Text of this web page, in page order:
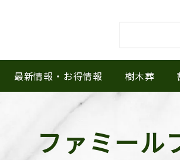
最新情報・お得情報 樹木葬
ファミール